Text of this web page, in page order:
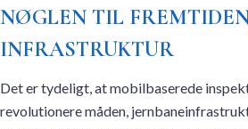
NØGLEN TIL
INFRASTRUKTUR
Det er tydeligt, at mobilbaserede
revolutionere måden,